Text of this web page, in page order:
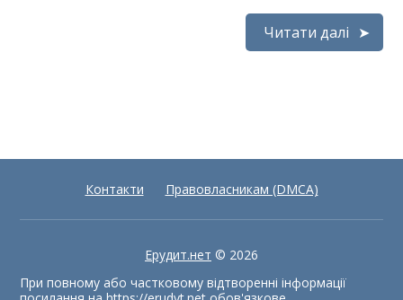
Читати далі
Контакти Правовласникам (DMCA)
Ерудит.нет © 2026
При повному або частковому відтворенні інформації